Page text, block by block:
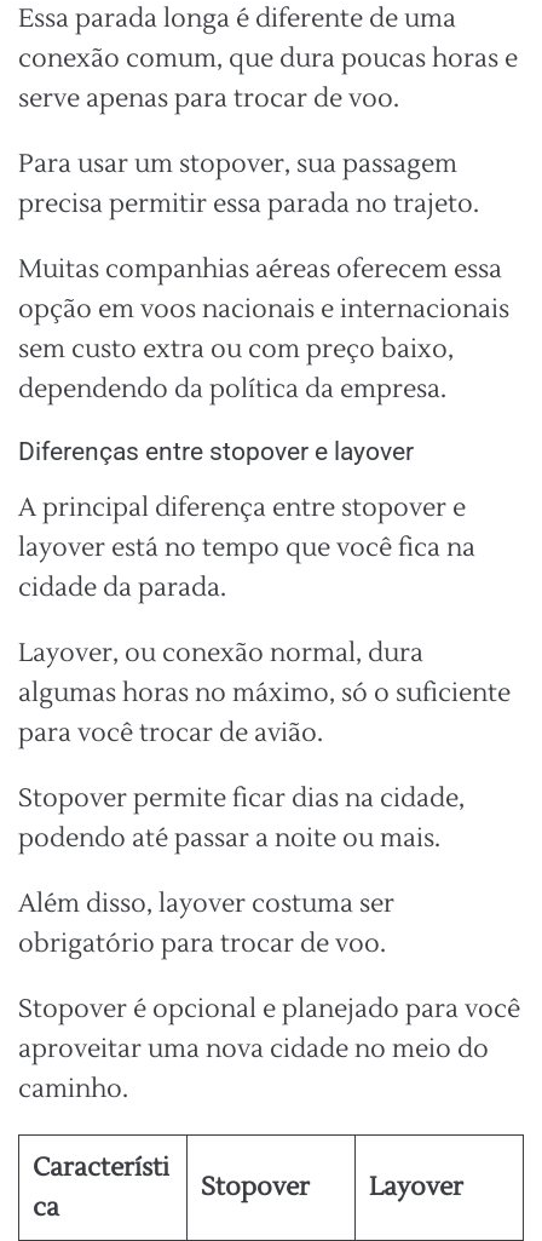
Essa parada longa é diferente de uma
conexão comum, que dura poucas horas e
serve apenas para trocar de voo.
Para usar um stopover, sua passagem
precisa permitir essa parada no trajeto.
Muitas companhias aéreas oferecem essa
opção em voos nacionais e internacionais
sem custo extra ou com preço baixo,
dependendo da política da empresa.
Diferenças entre stopover e layover
A principal diferença entre stopover e
layover está no tempo que você fica na
cidade da parada.
Layover, ou conexão normal, dura
algumas horas no máximo, só o suficiente
para você trocar de avião.
Stopover permite ficar dias na cidade,
podendo até passar a noite ou mais.
Além disso, layover costuma ser
obrigatório para trocar de voo.
Stopover é opcional e planejado para você
aproveitar uma nova cidade no meio do
caminho.
Característi
ca
Stopover Layover